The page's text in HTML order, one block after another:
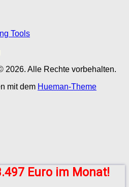
Tools
2026. Alle Rechte vorbehalten.
mit dem Hueman-Theme
Euro im Monat!